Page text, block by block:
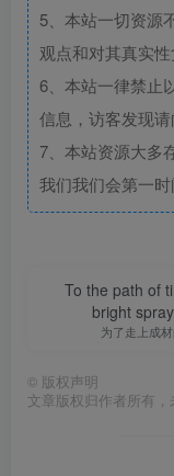
5、本站一切资源
观点和对其真实性
6、本站一律禁止
信息，访客发现
7、本站资源大多
我们我们会第一时
To the path of
bright
为了走上成
© 版权声明
文章版权归作者所有，